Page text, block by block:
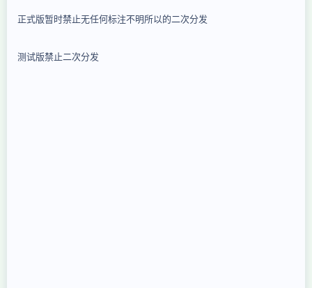
正式版暂时禁止无任何标注不明所以的二次分发
测试版禁止二次分发